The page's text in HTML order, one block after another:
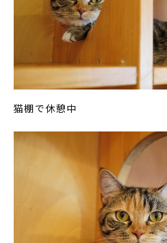
猫棚で休憩中